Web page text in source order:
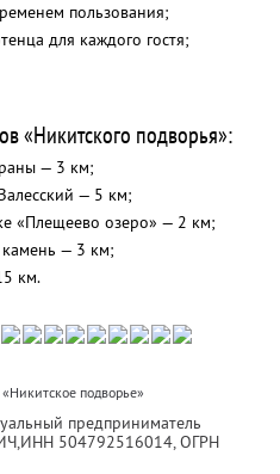
пользования;
для каждого гостя;
«Никитского подворья»:
— 3 км;
— 5 км;
«Плещеево озеро» — 2 км;
— 3 км;
км.
подворье»
предприниматель
ИНН 504792516014, ОГРН